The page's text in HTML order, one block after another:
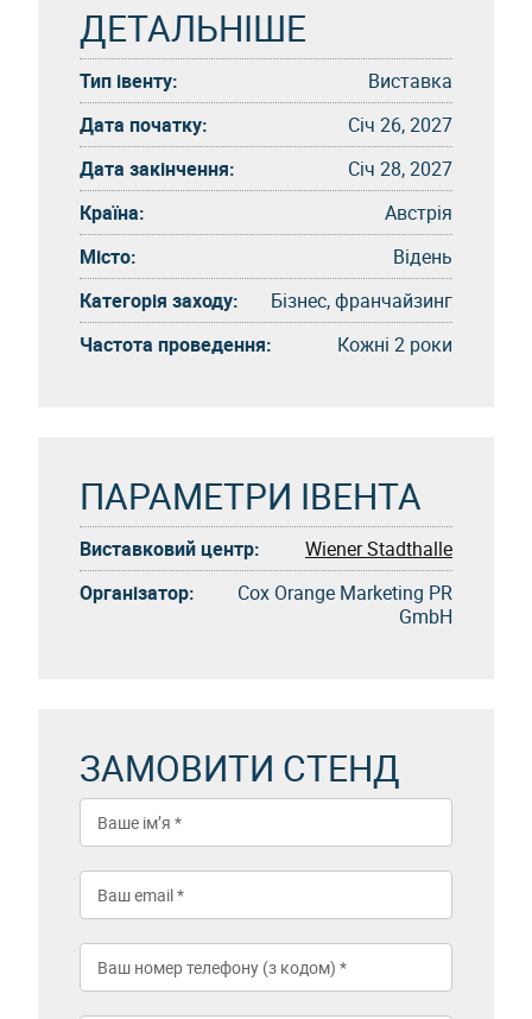
ДЕТАЛЬНІШЕ
Тип івенту:
Виставка
Дата початку:
Січ 26, 2027
Дата закінчення:
Січ 28, 2027
Країна:
Австрія
Місто:
Відень
Категорія заходу:
Бізнес, франчайзинг
Частота проведення:
Кожні 2 роки
ПАРАМЕТРИ ІВЕНТА
Виставковий центр:
Wiener Stadthalle
Організатор:
Cox Orange Marketing PR
GmbH
ЗАМОВИТИ СТЕНД